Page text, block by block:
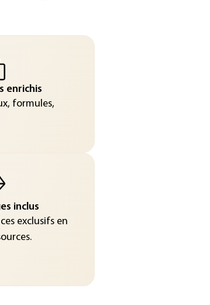
enrichis
formules,
inclus
exclusifs en